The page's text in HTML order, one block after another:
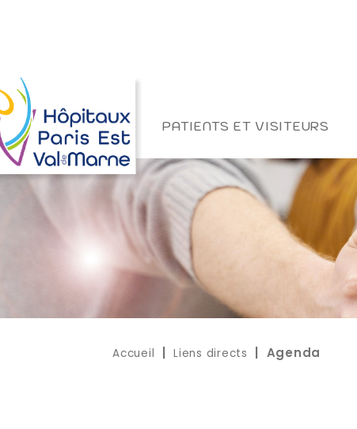
PATIENTS ET VISITEURS
Accueil Liens directs | Agenda